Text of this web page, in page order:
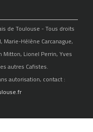
de Toulouse - Tous droits
Hélène Carcanague,
Mitton, Lionel Perrin, Yves
autres Cafistes.
autorisation, contact :